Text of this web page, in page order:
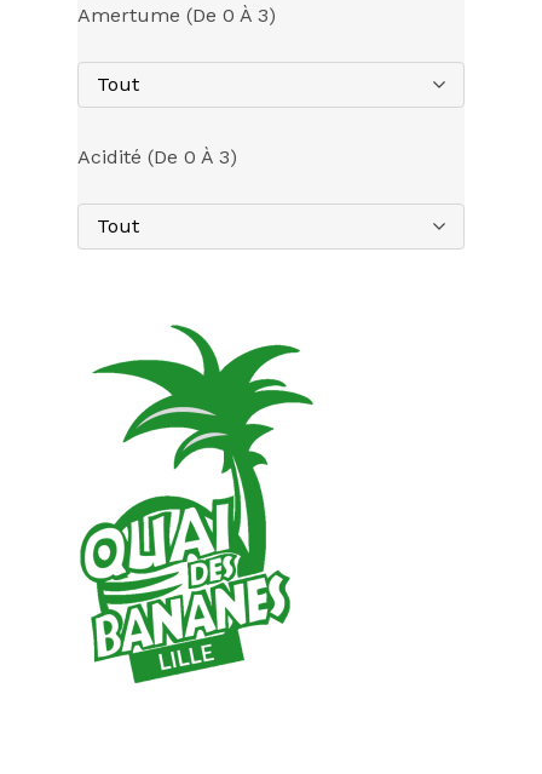
Amertume (de 0 À 3)
Tout
Acidité (de 0 À 3)
Tout